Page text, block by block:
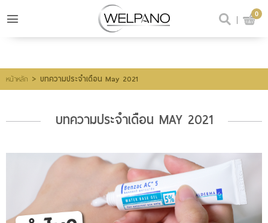
สินค้าที่สนใจ (0)
@welpano
ขั้นตอนการสั่งซื้อ
0
หน้าหลัก > บทความประจำเดือน May 2021
บทความประจำเดือน MAY 2021